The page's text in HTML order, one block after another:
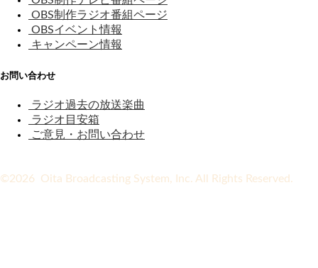
OBS制作ラジオ番組ページ
OBSイベント情報
キャンペーン情報
お問い合わせ
ラジオ過去の放送楽曲
ラジオ目安箱
ご意見・お問い合わせ
©2026 Oita Broadcasting System, Inc. All Rights Reserved.